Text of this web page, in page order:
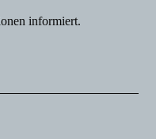
informiert.